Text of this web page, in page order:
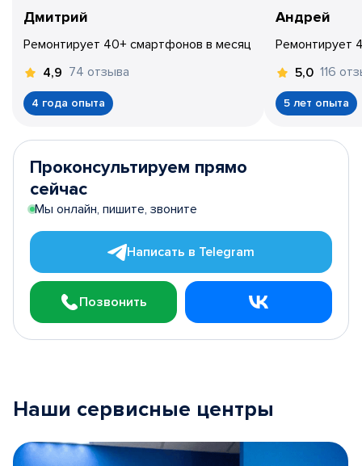
Дмитрий
Ремонтирует 40+ смартфонов в месяц
4,9 74 отзыва
4 года опыта
Андрей
Ремонтирует
5,0 116
5 лет опыта
Проконсультируем прямо
сейчас
Мы онлайн, пишите, звоните
Написать в Telegram
Позвонить
Наши сервисные центры